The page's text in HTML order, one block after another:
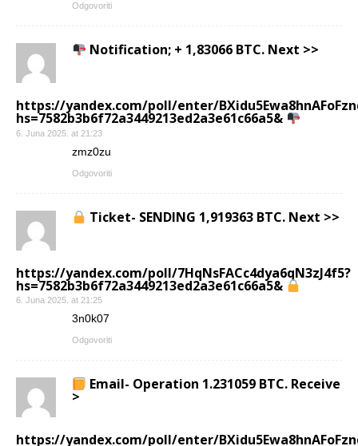
Odgovoriti
Notification; + 1,83066 BTC. Next >>
https://yandex.com/poll/enter/
hs=7582b3b6f72a3449213ed2a3e61c66a5&
6. Juna 2025. at 21:23
zmz0zu
Odgovoriti
Ticket- SENDING 1,919363 BTC. Next >>
https://yandex.com/poll/7HqNsFACc4dya6qN3zJ4f5?
hs=7582b3b6f72a3449213ed2a3e61c66a5&
6. Juna 2025. at 21:25
3n0k07
Odgovoriti
Email- Operation 1.231059 BTC. Receive
>
https://yandex.com/poll/enter/